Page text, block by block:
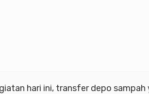
hari ini, transfer depo sampah